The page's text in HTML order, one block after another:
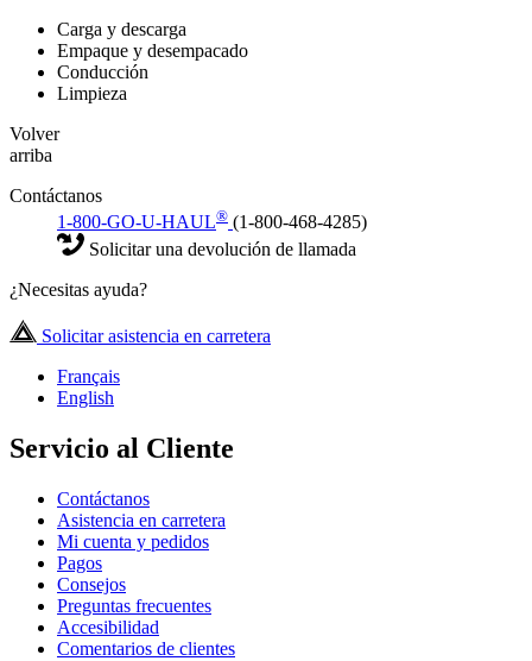
Carga y descarga
Empaque y desempacado
Conducción
Limpieza
Volver
arriba
Contáctanos
1-800-GO-U-HAUL® (1-800-468-4285)
Solicitar una devolución de llamada
¿Necesitas ayuda?
Solicitar asistencia en carretera
Français
English
Servicio al Cliente
Contáctanos
Asistencia en carretera
Mi cuenta y pedidos
Pagos
Consejos
Preguntas frecuentes
Accesibilidad
Comentarios de clientes